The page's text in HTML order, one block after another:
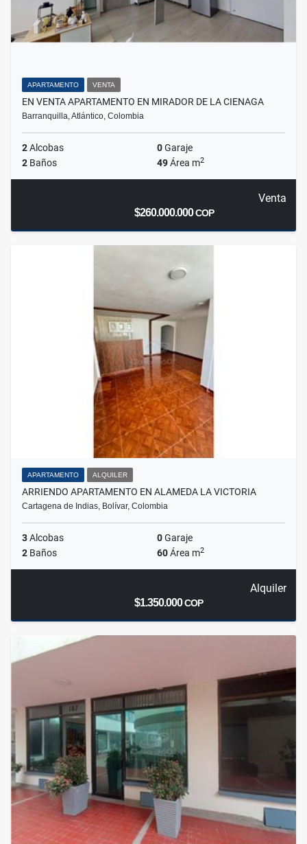
APARTAMENTO VENTA
EN VENTA APARTAMENTO EN MIRADOR DE LA CIENAGA
Barranquilla, Atlántico, Colombia
2Alcobas 0Garaje
2 Baños 49Área m2
Venta
$260.000.000COP
APARTAMENTO ALQUILER
ARRIENDO APARTAMENTO EN ALAMEDA LA VICTORIA
Cartagena de Indias, Bolívar, Colombia
3Alcobas 0Garaje
2 Baños 60Área m2
Alquiler
$1.350.000COP